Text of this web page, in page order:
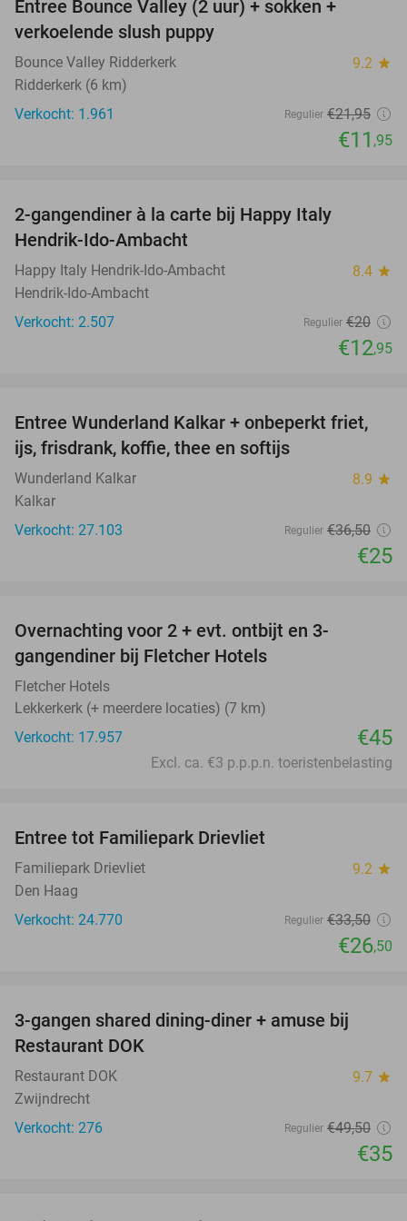
Entree Bounce Valley (2 uur) + sokken +
verkoelende slush puppy
Bounce Valley Ridderkerk 9.2 star
Ridderkerk (6 km)
Verkocht: 1.961
Regulier €21,95
€11 ,95
2-gangendiner à la carte bij Happy Italy
Hendrik-Ido-Ambacht
Happy Italy Hendrik-Ido-Ambacht 8.4 star
Hendrik-Ido-Ambacht
Verkocht: 2.507
Regulier €20
€12,95
32%
Entree Wunderland Kalkar + onbeperkt friet,
ijs, frisdrank, koffie, thee en softijs
Wunderland Kalkar 8.9 star
Kalkar
Verkocht: 27.103
Regulier €36,50
€25
Overnachting voor 2 + evt. ontbijt en 3-
gangendiner bij Fletcher Hotels
Fletcher Hotels
Lekkerkerk (+ meerdere locaties) (7 km)
Verkocht: 17.957
€45
Excl. ca. €3 p.p.p.n. toeristenbelasting
Entree tot Familiepark Drievliet
Familiepark Drievliet 9.2 star
Den Haag
Verkocht: 24.770
Regulier €33,50
€26,50
3-gangen shared dining-diner + amuse bij
Restaurant DOK
Restaurant DOK 9.7 star
Zwijndrecht
Verkocht: 276
Regulier €49,50
€35